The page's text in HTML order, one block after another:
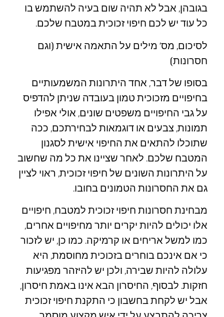
בגובהן, אבל לא תהיה שום בעיה להשתמש בו
כל עוד יש לכם חיפוי זכוכית במטבח שלכם.
לסיכום, מס’ מילים על התאמה אישית (וגם
חסרונות)
בסופו של דבר, אחד היתרונות המשמעותיים
בחיפויים מזכוכית טמון בעובדה שניתן להדפיס
על גבי החיפויים משפטים שונים, אולי אפילו
תמונות, צבעים או דוגמאות לבחירתכם, ככה
שתוכלו להתאים את החיפוי אישית לסגנון
המטבח שלכם. לאחר שציינו את כל מה שחשוב
על היתרונות השונים של חיפוי זכוכית, ראוי לציין
גם את החסרונות הטמונים בחובו.
מבחינת חסרונות חיפוי זכוכית למטבח, חיפויים
אלו יכולים להיות יקרים יותר מחיפויים אחרים,
כמו למשל אריחים או קרמיקה. כמו כן, יש לזכור
כי אם אינכם בוחרים בזכוכית מחוסמת, היא
עלולה להיות שבירה, ולכן יש להיזהר מפגיעות
חזקות. לבסוף, החיסרון הבא אינו באמת חיסרון,
אבל יש לקחת בחשבון כי התקנת חיפוי זכוכית